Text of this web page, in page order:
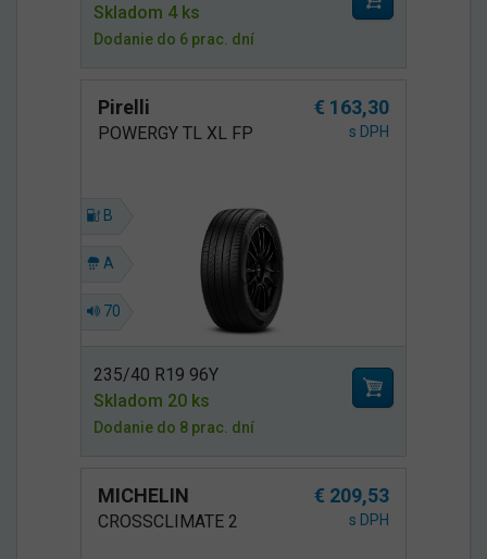
Skladom 4 ks
Dodanie do 6 prac. dní
Pirelli € 163,30
POWERGY TL XL FP s DPH
B
A
70
235/40 R19 96Y
Skladom 20 ks
Dodanie do 8 prac. dní
MICHELIN € 209,53
CROSSCLIMATE 2 s DPH